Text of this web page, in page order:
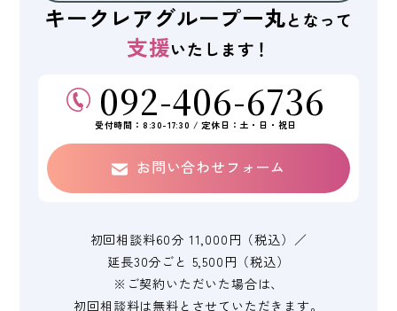
キークレアグループ一丸となって
支援いたします！
092-406-6736
受付時間：8:30-17:30 / 定休日：土・日・祝日
お問い合わせフォーム
初回相談料60分 11,000円（税込）／
延長30分ごと 5,500円（税込）
※ご契約いただいた場合は、
初回相談料は無料と させていただきます。